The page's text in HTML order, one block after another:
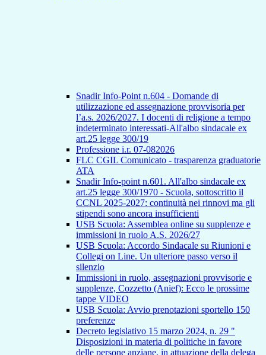
Snadir Info-Point n.604 - Domande di
utilizzazione ed assegnazione provvisoria per
l’a.s. 2026/2027. I docenti di religione a tempo
indeterminato interessati-All'albo sindacale ex
art.25 legge 300/19
Professione i.r. 07-082026
FLC CGIL Comunicato - trasparenza graduatorie
ATA
Snadir Info-point n.601. All'albo sindacale ex
art.25 legge 300/1970 - Scuola, sottoscritto il
CCNL 2025-2027: continuità nei rinnovi ma gli
stipendi sono ancora insufficienti
USB Scuola: Assemblea online su supplenze e
immissioni in ruolo A.S. 2026/27
USB Scuola: Accordo Sindacale su Riunioni e
Collegi on Line. Un ulteriore passo verso il
silenzio
Immissioni in ruolo, assegnazioni provvisorie e
supplenze, Cozzetto (Anief): Ecco le prossime
tappe VIDEO
USB Scuola: Avvio prenotazioni sportello 150
preferenze
Decreto legislativo 15 marzo 2024, n. 29 "
Disposizioni in materia di politiche in favore
delle persone anziane, in attuazione della delega